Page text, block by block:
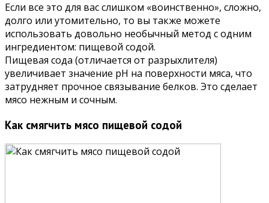
Если все это для вас слишком «воинственно», сложно,
долго или утомительно, то вы также можете
использовать довольно необычный метод с одним
ингредиентом: пищевой содой.
Пищевая сода (отличается от разрыхлителя)
увеличивает значение pH на поверхности мяса, что
затрудняет прочное связывание белков. Это сделает
мясо нежным и сочным.
Как смягчить мясо пищевой содой